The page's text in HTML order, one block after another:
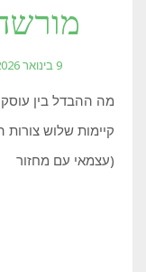
9 בינואר 2026
מה ההבדל בין
קיימות שלוש
(עצמאי עם מחזור